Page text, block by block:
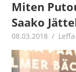
Miten
Saako
08.03.2018